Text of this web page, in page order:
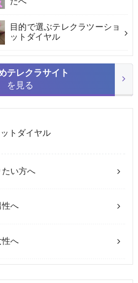
目的で選ぶテレクラツーショ
ットダイヤル
テレクラサイト
を見る
トダイヤル
い方へ
性へ
性へ